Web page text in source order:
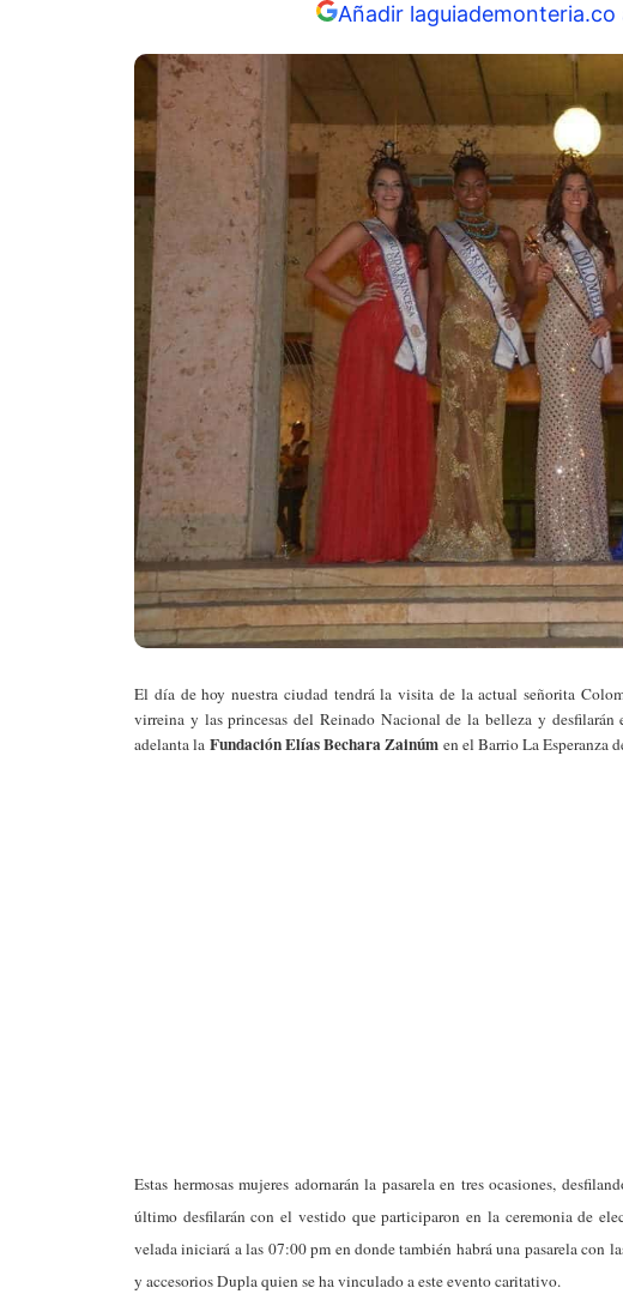
Añadir
El día de hoy nuestra ciudad tendrá la visita de la actual señorita
virreina y las princesas del Reinado Nacional de la belleza y desfilarán
adelanta la Fundación Elías Bechara Zainúm en el Barrio La Esperanza
Estas hermosas mujeres adornarán la pasarela en tres ocasiones,
último desfilarán con el vestido que participaron en la ceremonia de
velada iniciará a las 07:00 pm en donde también habrá una pasarela con
y accesorios Dupla quien se ha vinculado a este evento caritativo.